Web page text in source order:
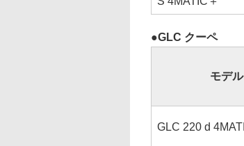
GLC クーペ
モデル
GLC 220 d